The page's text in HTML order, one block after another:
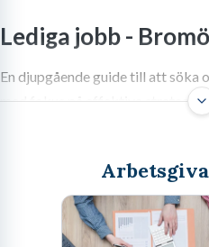
Lediga jobb -
En djupgående guide till att söka
med fokus på effektiva
Att söka lediga jobb i Bromölla
som präglas av både